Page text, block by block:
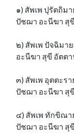
๑) สัพเพ ปุรัตถิม
ปัชฌา อะนีฆา สุ
๒) สัพเพ ปัจฉิมา
อะนีฆา สุขี อัตต
๓) สัพเพ อุตตะร
ปัชฌา อะนีฆา สุ
๔) สัพเพ ทักขิณา
ปัชฌา อะนีฆา สุ